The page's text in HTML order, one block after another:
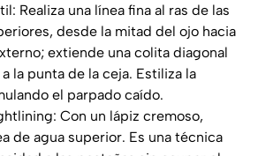
Realiza una línea fina al ras de las
desde la mitad del ojo hacia
extiende una colita diagonal
la punta de la ceja. Estiliza la
el parpado caído.
Con un lápiz cremoso,
de agua superior. Es una técnica